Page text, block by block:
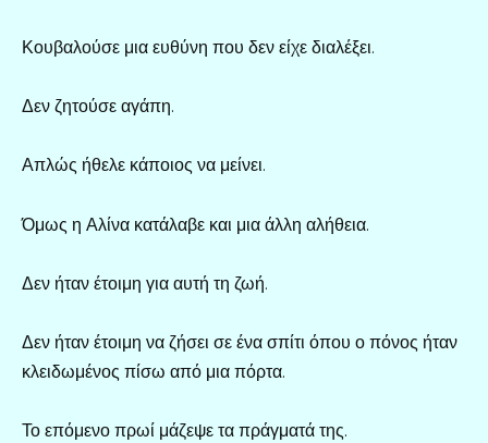
Κουβαλούσε μια ευθύνη που δεν είχε διαλέξει.
Δεν ζητούσε αγάπη.
Απλώς ήθελε κάποιος να μείνει.
Όμως η Αλίνα κατάλαβε και μια άλλη αλήθεια.
Δεν ήταν έτοιμη για αυτή τη ζωή.
Δεν ήταν έτοιμη να ζήσει σε ένα σπίτι όπου ο πόνος ήταν
κλειδωμένος πίσω από μια πόρτα.
Το επόμενο πρωί μάζεψε τα πράγματά της.